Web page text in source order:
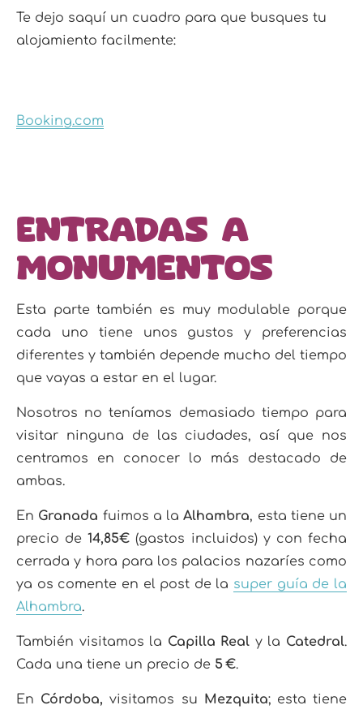
Te dejo saquí un cuadro para que busques tu
alojamiento facilmente:
Booking.com
Entradas a
monumentos
Esta parte también es muy modulable porque
cada uno tiene unos gustos y preferencias
diferentes y también depende mucho del tiempo
que vayas a estar en el lugar.
Nosotros no teníamos demasiado tiempo para
visitar ninguna de las ciudades, así que nos
centramos en conocer lo más destacado de
ambas.
En Granada fuimos a laAlhambra, esta tiene un
precio de14,85€ (gastos incluidos) y con fecha
cerrada y hora para los palacios nazaríes como
ya os comente en el post de la super guía de la
Alhambra.
También visitamos la Capilla Real y la Catedral.
Cada una tiene un precio de 5 €.
En Córdoba, visitamos su Mezquita; esta tiene